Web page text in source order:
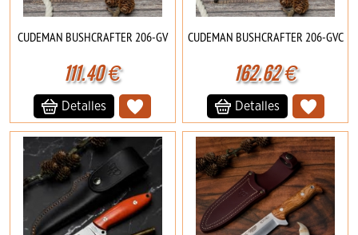
CUDEMAN BUSHCRAFTER 206-GV
111.40€
Detalles
CUDEMAN BUSHCRAFTER 206-GVC
162.62€
Detalles